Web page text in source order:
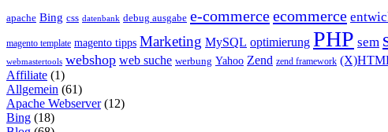
apache Bing css datenbank debug ausgabe e-commerceecommerce
magento template magento tipps Marketing MySQL optimierung PHP sem
webmastertools webshop web suche werbung Yahoo Zend zend framework
Affiliate (1)
Allgemein (61)
Apache Webserver(12)
Bing (18)